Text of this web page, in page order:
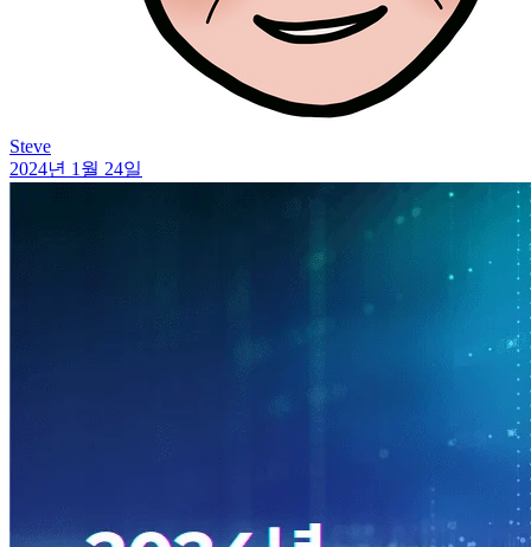
Steve
2024년 1월 24일